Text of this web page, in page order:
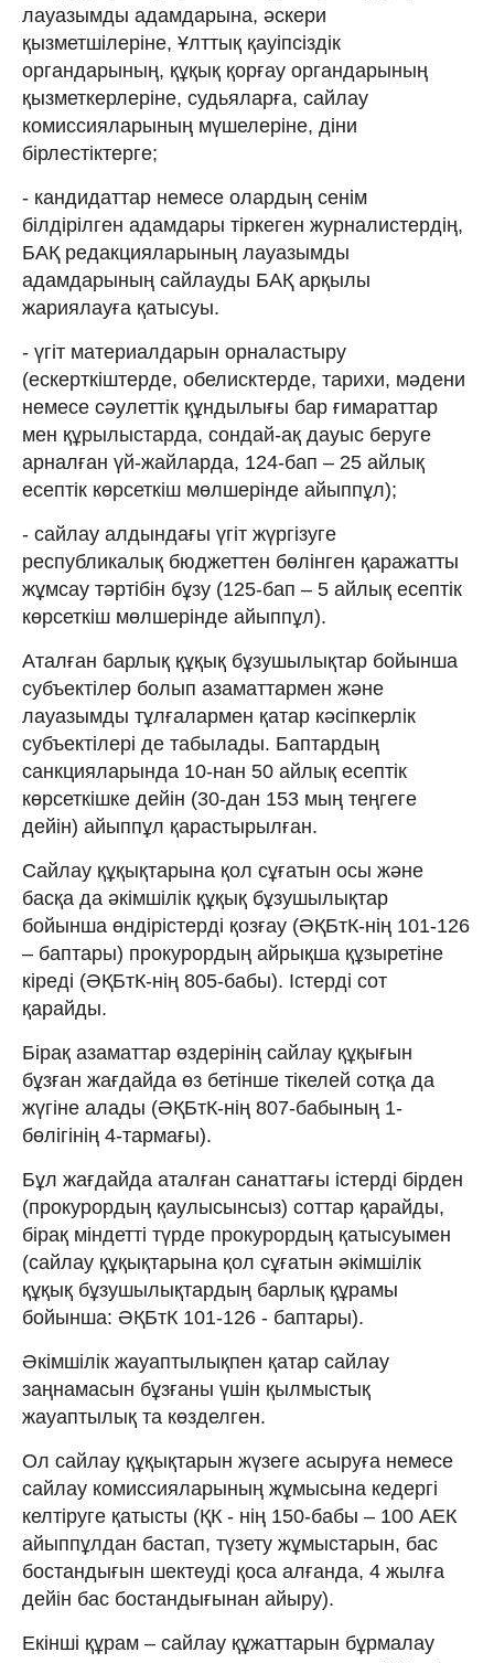
лауазымды адамдарына, әскери
қызметшілеріне, Ұлттық қауіпсіздік
органдарының, құқық қорғау органдарының
қызметкерлеріне, судьяларға, сайлау
комиссияларының мүшелеріне, діни
бірлестіктерге;
- кандидаттар немесе олардың сенім
білдірілген адамдары тіркеген журналистердің,
БАҚ редакцияларының лауазымды
адамдарының сайлауды БАҚ арқылы
жариялауға қатысуы.
- үгіт материалдарын орналастыру
(ескерткіштерде, обелисктерде, тарихи, мәдени
немесе сәулеттік құндылығы бар ғимараттар
мен құрылыстарда, сондай-ақ дауыс беруге
арналған үй-жайларда, 124-бап – 25 айлық
есептік көрсеткіш мөлшерінде айыппұл);
- сайлау алдындағы үгіт жүргізуге
республикалық бюджеттен бөлінген қаражатты
жұмсау тәртібін бұзу (125-бап – 5 айлық есептік
көрсеткіш мөлшерінде айыппұл).
Аталған барлық құқық бұзушылықтар бойынша
субъектілер болып азаматтармен және
лауазымды тұлғалармен қатар кәсіпкерлік
субъектілері де табылады. Баптардың
санкцияларында 10-нан 50 айлық есептік
көрсеткішке дейін (30-дан 153 мың теңгеге
дейін) айыппұл қарастырылған.
Сайлау құқықтарына қол сұғатын осы және
басқа да әкімшілік құқық бұзушылықтар
бойынша өндірістерді қозғау (ӘҚБтК-нің 101-126
– баптары) прокурордың айрықша құзыретіне
кіреді (ӘҚБтК-нің 805-бабы). Істерді сот
қарайды.
Бірақ азаматтар өздерінің сайлау құқығын
бұзған жағдайда өз бетінше тікелей сотқа да
жүгіне алады (ӘҚБтК-нің 807-бабының 1-
бөлігінің 4-тармағы).
Бұл жағдайда аталған санаттағы істерді бірден
(прокурордың қаулысынсыз) соттар қарайды,
бірақ міндетті түрде прокурордың қатысуымен
(сайлау құқықтарына қол сұғатын әкімшілік
құқық бұзушылықтардың барлық құрамы
бойынша: ӘҚБтК 101-126 - баптары).
Әкімшілік жауаптылықпен қатар сайлау
заңнамасын бұзғаны үшін қылмыстық
жауаптылық та көзделген.
Ол сайлау құқықтарын жүзеге асыруға немесе
сайлау комиссияларының жұмысына кедергі
келтіруге қатысты (ҚК - нің 150-бабы – 100 АЕК
айыппұлдан бастап, түзету жұмыстарын, бас
бостандығын шектеуді қоса алғанда, 4 жылға
дейін бас бостандығынан айыру).
Екінші құрам – сайлау құжаттарын бұрмалау